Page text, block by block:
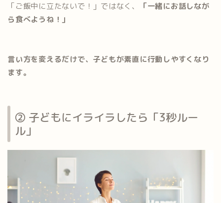
「ご飯中に立たないで！」ではなく、
「一緒にお話しなが
ら食べようね！」
言い方を変えるだけで、子どもが素直に行動しやすくなり
ます。
② 子どもにイライラしたら「3秒ルー
ル」